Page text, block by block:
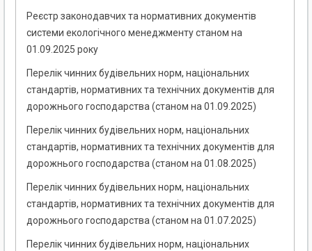
Реєстр законодавчих та нормативних документів
системи екологічного менеджменту станом на
01.09.2025 року
Перелік чинних будівельних норм, національних
стандартів, нормативних та технічних документів для
дорожнього господарства (станом на 01.09.2025)
Перелік чинних будівельних норм, національних
стандартів, нормативних та технічних документів для
дорожнього господарства (станом на 01.08.2025)
Перелік чинних будівельних норм, національних
стандартів, нормативних та технічних документів для
дорожнього господарства (станом на 01.07.2025)
Перелік чинних будівельних норм, національних